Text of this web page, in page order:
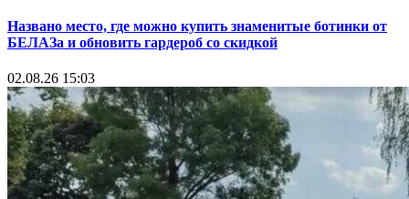
Названо место, где можно купить знаменитые ботинки от
БЕЛАЗа и обновить гардероб со скидкой
02.08.26 15:03